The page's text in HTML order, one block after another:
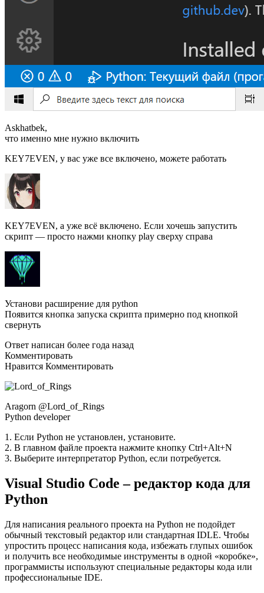
Askhatbek,
что именно мне нужно включить
KEY7EVEN, у вас уже все включено, можете работать
KEY7EVEN, а уже всё включено. Если хочешь запустить
скрипт — просто нажми кнопку play сверху справа
Установи расширение для python
Появится кнопка запуска скрипта примерно под кнопкой
свернуть
Ответ написан более года назад
Комментировать
Нравится Комментировать
Aragorn @Lord_of_Rings
Python developer
1. Если Python не установлен, установите.
2. В главном файле проекта нажмите кнопку Ctrl+Alt+N
3. Выберите интерпретатор Python, если потребуется.
Visual Studio Code – редактор кода для
Python
Для написания реального проекта на Python не подойдет
обычный текстовый редактор или стандартная IDLE. Чтобы
упростить процесс написания кода, избежать глупых ошибок
и получить все необходимые инструменты в одной «коробке»,
программисты используют специальные редакторы кода или
профессиональные IDE.